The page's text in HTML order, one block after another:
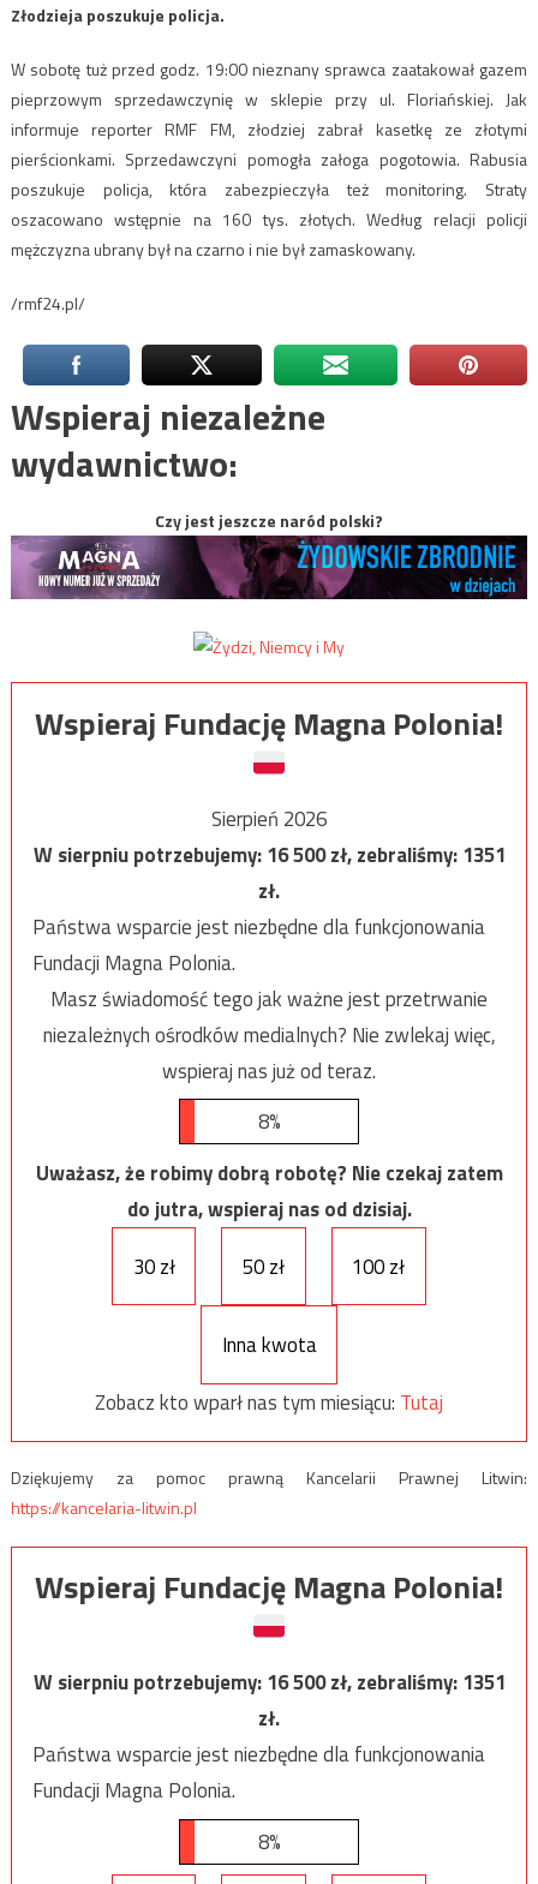
Złodzieja poszukuje policja.
W sobotę tuż przed godz. 19:00 nieznany sprawca zaatakował gazem
pieprzowym sprzedawczynię w sklepie przy ul. Floriańskiej. Jak
informuje reporter RMF FM, złodziej zabrał kasetkę ze złotymi
pierścionkami. Sprzedawczyni pomogła załoga pogotowia. Rabusia
poszukuje policja, która zabezpieczyła też monitoring. Straty
oszacowano wstępnie na 160 tys. złotych. Według relacji policji
mężczyzna ubrany był na czarno i nie był zamaskowany.
/rmf24.pl/
Wspieraj niezależne
wydawnictwo:
Czy jest jeszcze naród polski?
Wspieraj Fundację Magna Polonia!
Sierpień 2026
W sierpniu potrzebujemy:16 500zł, zebraliśmy:1351
zł.
Państwa wsparcie jest niezbędne dla funkcjonowania
Fundacji Magna Polonia.
Masz świadomość tego jak ważne jest przetrwanie
niezależnych ośrodków medialnych? Nie zwlekaj więc,
wspieraj nas już od teraz.
8%
Uważasz, że robimy dobrą robotę? Nie czekaj zatem
do jutra, wspieraj nas od dzisiaj.
30 zł
50 zł 100 zł
Inna kwota
Zobacz kto wparł nas tym miesiącu: Tutaj
Dziękujemy za pomoc prawną Kancelarii Prawnej Litwin:
https://kancelaria-litwin.pl
Wspieraj Fundację Magna Polonia!
W sierpniu potrzebujemy:16 500zł, zebraliśmy:1351
zł.
Państwa wsparcie jest niezbędne dla funkcjonowania
Fundacji Magna Polonia.
8%